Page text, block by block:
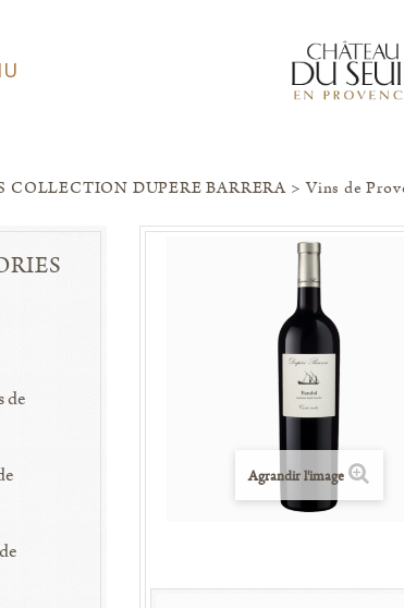
COLLECTION DUPERE BARRERA > Vins de
de
Agrandir l'image